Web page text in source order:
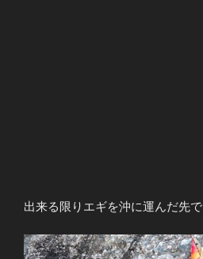
出来る限りエギを沖に運んだ先で